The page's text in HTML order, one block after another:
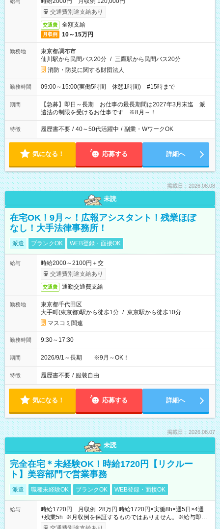
交通費別途支給あり
交通費 全額支給
月収例 10～15万円
勤務地
東京都調布市
仙川駅から民間バス20分 / 三鷹駅から民間バス20分
消防・防災に関する財団法人
勤務時間 09:00～15:00(実働5時間 休憩1時間) #15時まで
期間
【急募】即日～長期 お仕事の最長期間は2027年3月末迄 派
遣法の制限を受けるお仕事です ※8月～！
特徴 履歴書不要 / 40～50代活躍中 / 副業・WワークOK
気になる！ 応募する 詳細へ
掲載日：2026.08.08
未読
在宅OK！9月～！広報アシスタント！残業ほぼ
なし！大手法律事務所！
派遣 ブランクOK WEB登録・面接OK
給与
時給2000～2100円＋交
交通費別途支給あり
交通費 通勤交通費支給
勤務地
東京都千代田区
大手町(東京都)駅から徒歩1分 / 東京駅から徒歩10分
マスコミ関連
勤務時間 9:30～17:30
期間 2026/9/1～長期 ※9月～OK！
特徴 履歴書不要 / 服装自由
気になる！ 応募する 詳細へ
掲載日：2026.08.07
未読
完全在宅＊未経験OK！時給1720円【リクルー
ト】美容部門で営業事務
派遣 職種未経験OK ブランクOK WEB登録・面接OK
給与
時給1720円 月収例 28万円 時給1720円×実働8h×週5日×4週
+残業5h ※月収例を保証するものではありません。※給与即受
取りサービス利用可（利用条件有）